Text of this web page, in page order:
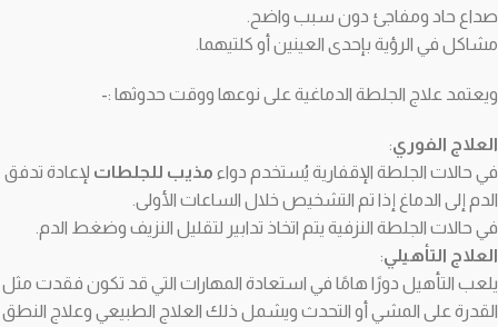
صداع حاد ومفاجئ دون سبب واضح.
مشاكل في الرؤية بإحدى العينين أو كلتيهما.
ويعتمد علاج الجلطة الدماغية على نوعها ووقت حدوثها :-
العلاج الفوري:
في حالات الجلطة الإقفارية يُستخدم دواء مذيب للجلطات لإعادة تدفق
الدم إلى الدماغ إذا تم التشخيص خلال الساعات الأولى.
في حالات الجلطة النزفية يتم اتخاذ تدابير لتقليل النزيف وضغط الدم.
العلاج التأهيلي:
يلعب التأهيل دورًا هامًا في استعادة المهارات التي قد تكون فقدت مثل
القدرة على المشي أو التحدث ويشمل ذلك العلاج الطبيعي وعلاج النطق